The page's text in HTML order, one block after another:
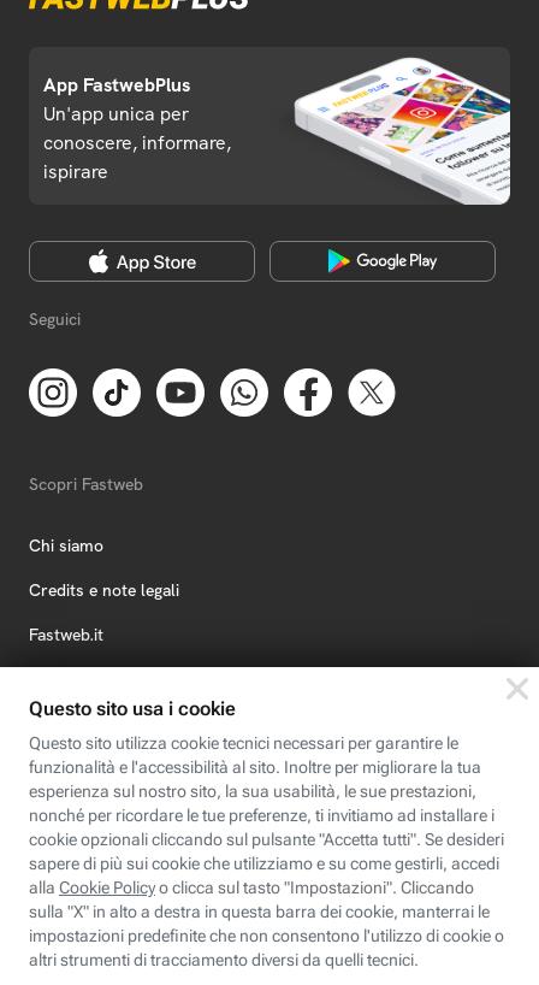
App FastwebPlus
Un'app unica per
conoscere, informare,
ispirare
Seguici
Scopri Fastweb
Chi siamo
Credits e note legali
Fastweb.it
Fastweb Digital Academy
STEP FuturAbility District
Insieme, siamo futuro